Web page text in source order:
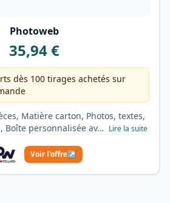
Photoweb
35,94 €
dès 100 tirages achetés sur
Matière carton, Photos, textes,
Boîte personnalisée av… Lire la suite
Voir l'offre↗